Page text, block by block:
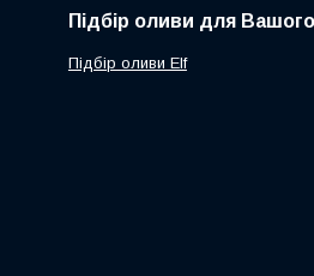
Підбір оливи для
Підбір оливи Elf